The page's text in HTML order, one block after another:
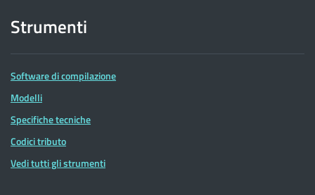
Strumenti
Software di compilazione
Modelli
Specifiche tecniche
Codici tributo
Vedi tutti gli strumenti